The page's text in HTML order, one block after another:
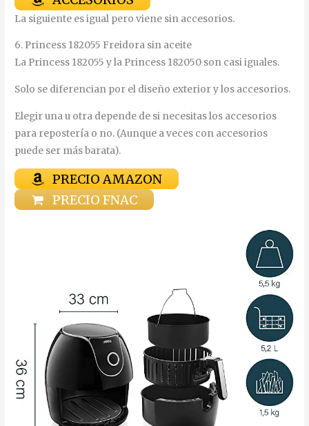
La siguiente es igual pero viene sin accesorios.
6. Princess 182055 Freidora sin aceite
La Princess 182055 y la Princess 182050 son casi iguales.
Solo se diferencian por el diseño exterior y los accesorios.
Elegir una u otra depende de si necesitas los accesorios
para repostería o no. (Aunque a veces con accesorios
puede ser más barata).
PRECIO AMAZON
PRECIO FNAC